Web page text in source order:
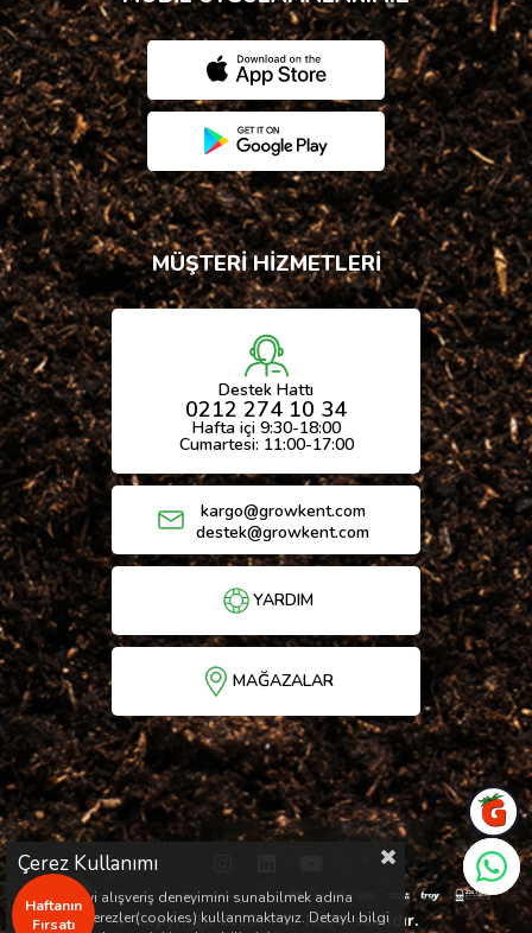
MÜŞTERİ HİZMETLERİ
Destek Hattı
0212 274 10 34
Hafta içi 9:30-18:00
Cumartesi: 11:00-17:00
kargo@growkent.com
destek@growkent.com
YARDIM
MAĞAZALAR
Haftanın
Fırsatı
© Copyright 2026 / Her hakkı saklıdır.
Çerez Kullanımı
Sizlere en iyi alışveriş deneyimini sunabilmek adına
sitemizde çerezler(cookies) kullanmaktayız. Detaylı bilgi